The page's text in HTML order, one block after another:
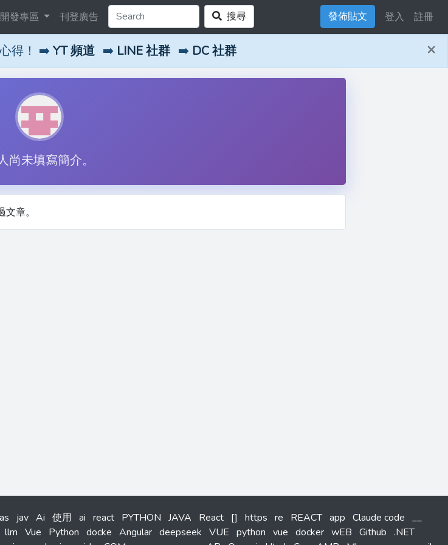
開發專區 刊登廣告 搜尋 發佈貼文 登入 註冊
得！ ➡️ YT 頻道 ➡️ LINE 社群 ➡️ DC 社群 ×
尚未填寫簡介。
章。
jav Ai 使用 ai react PYTHON JAVA React [] https re REACT app Claude code __
llm Vue Python docke Angular deepseek VUE python vue docker wEB Github .NET